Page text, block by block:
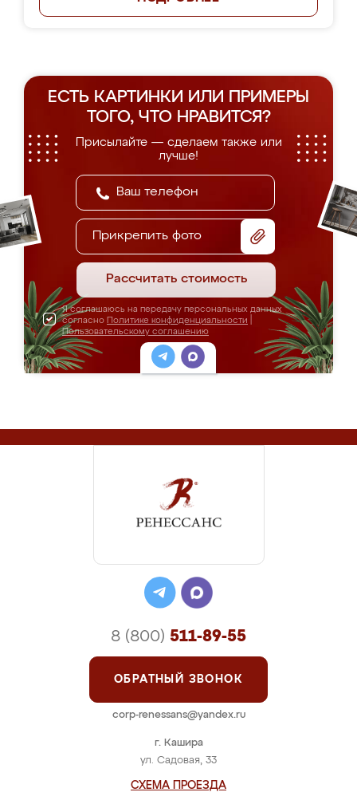
ЕСТЬ КАРТИНКИ ИЛИ ПРИМЕРЫ
ТОГО, ЧТО НРАВИТСЯ?
Присылайте — сделаем также или
лучше!
Прикрепить фото
Рассчитать стоимость
Я соглашаюсь на передачу персональных данных
согласно Политике конфиденциальности
Пользовательскому соглашению
г. Кашира
ул. Садовая, 33
СХЕМА ПРОЕЗДА
8 (800) 511-89-55
ОБРАТНЫЙ ЗВОНОК
corp-renessans@yandex.ru